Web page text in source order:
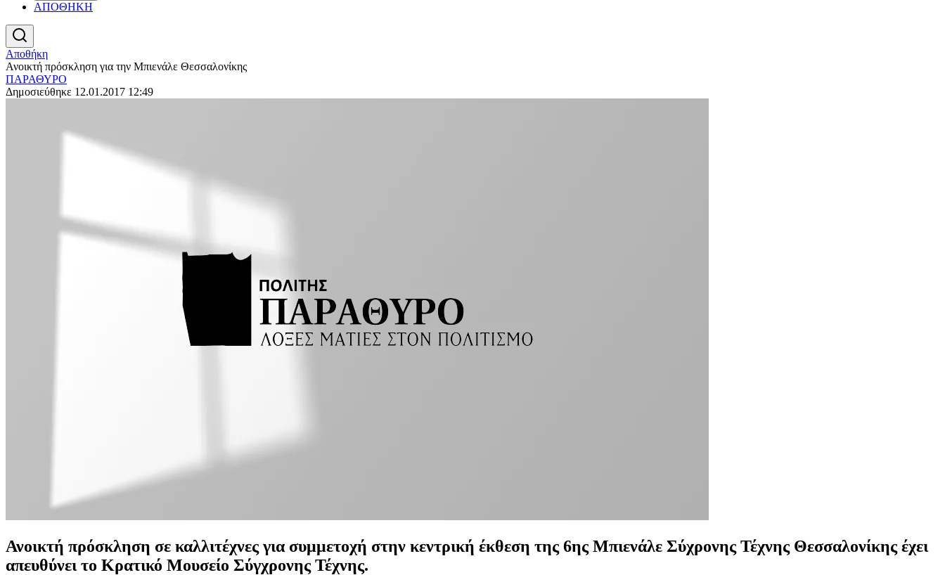
ΑΠΟΘΗΚΗ
Αποθήκη
Ανοικτή πρόσκληση για την Μπιενάλε Θεσσαλονίκης
ΠΑΡΑΘΥΡΟ
Δημοσιεύθηκε 12.01.2017 12:49
Ανοικτή πρόσκληση σε καλλιτέχνες για συμμετοχή στην κεντρική έκθεση της 6ης Μπιενάλε Σύχρονης Τέχνης Θεσσαλονίκης έχει
απευθύνει το Κρατικό Μουσείο Σύγχρονης Τέχνης.